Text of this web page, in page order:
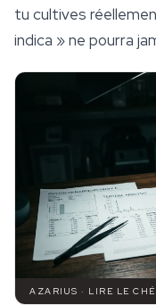
tu cultives
indica » ne pourra
AZARIUS · LIRE LE